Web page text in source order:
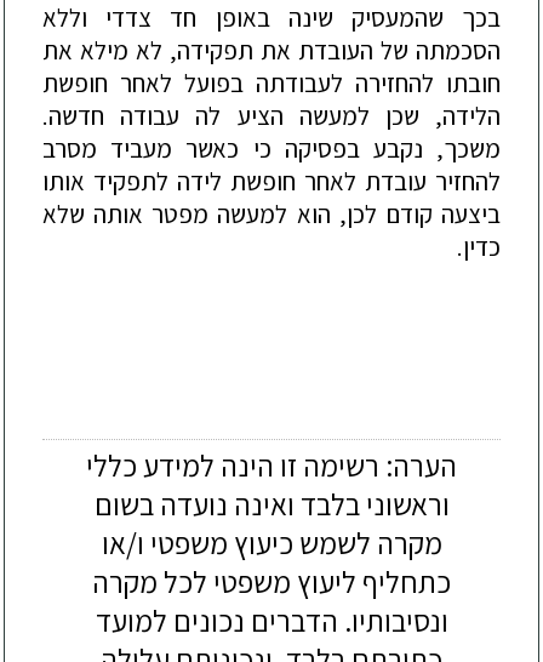
בכך שהמעסיק שינה באופן חד צדדי וללא
הסכמתה של העובדת את תפקידה, לא מילא את
חובתו להחזירה לעבודתה בפועל לאחר חופשת
הלידה, שכן למעשה הציע לה עבודה חדשה.
משכך, נקבע בפסיקה כי כאשר מעביד מסרב
להחזיר עובדת לאחר חופשת לידה לתפקיד אותו
ביצעה קודם לכן, הוא למעשה מפטר אותה שלא
כדין.
הערה: רשימה זו הינה למידע כללי
וראשוני בלבד ואינה נועדה בשום
מקרה לשמש כיעוץ משפטי ו/או
כתחליף ליעוץ משפטי לכל מקרה
ונסיבותיו. הדברים נכונים למועד